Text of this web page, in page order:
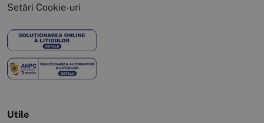
Setări Cookie-uri
Utile